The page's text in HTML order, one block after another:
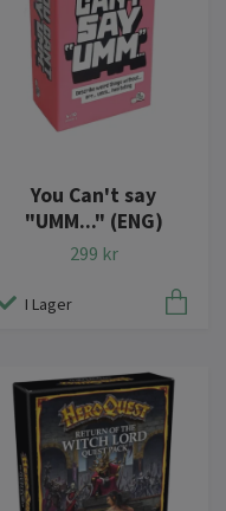
You Can't say
"UMM..." (ENG)
299 kr
I Lager